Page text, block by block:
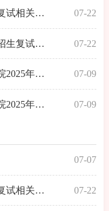
2025年哈尔滨医科大学硕士研究生复试相关通知（ 07-22
哈尔滨医科大学2025年硕士研究生招生复试和录取 07-22
已发布，清华大学深圳国际研究生院2025年硕士统 07-09
已发布，清华大学深圳国际研究生院2025年高级财 07-09
07-07
2025年哈尔滨医科大学硕士研究生复试相关通知（复试线 07-22